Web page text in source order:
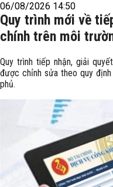
06/08/2026 14:50
Quy trình mới về
chính trên môi
Quy trình tiếp nhận, giải
được chỉnh sửa theo quy
phủ.